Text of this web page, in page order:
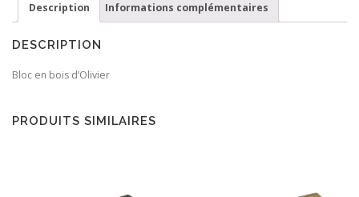
Description Informations complémentaires
DESCRIPTION
Bloc en bois d’Olivier
PRODUITS SIMILAIRES